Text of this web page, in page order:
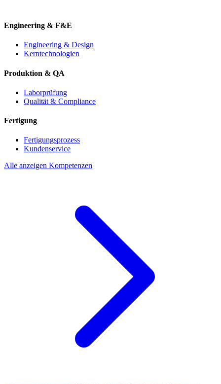
Engineering & F&E
Engineering & Design
Kerntechnologien
Produktion & QA
Laborprüfung
Qualität & Compliance
Fertigung
Fertigungsprozess
Kundenservice
Alle anzeigen Kompetenzen